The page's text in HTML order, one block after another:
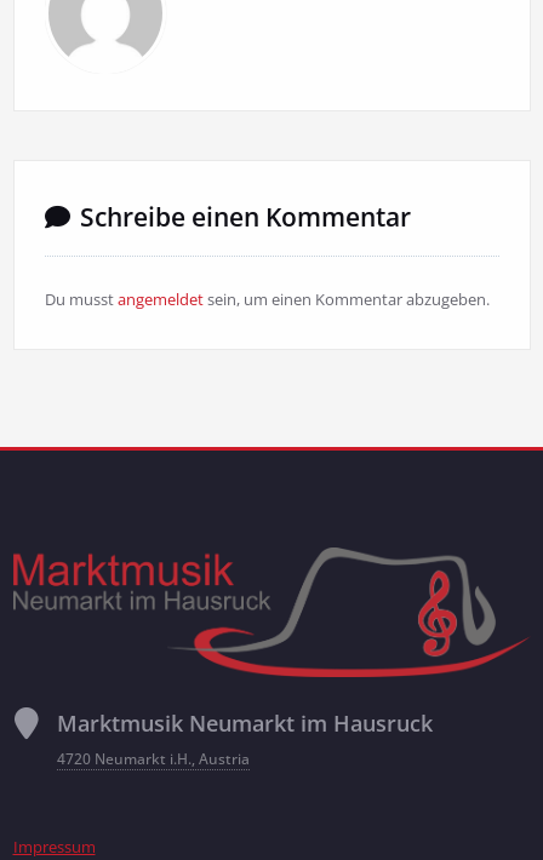
Schreibe einen Kommentar
Du musstangemeldetsein, um einen Kommentar abzugeben.
Marktmusik Neumarkt im Hausruck
4720 Neumarkt i.H., Austria
Impressum